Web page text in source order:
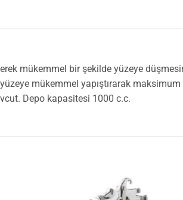
mükemmel bir şekilde yüzeye
mükemmel yapıştırarak
Depo kapasitesi 1000 c.c.